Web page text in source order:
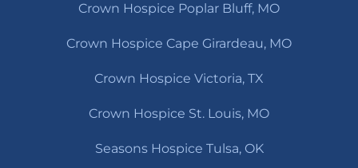
Crown Hospice Poplar Bluff, MO
Crown Hospice Cape Girardeau, MO
Crown Hospice Victoria, TX
Crown Hospice St. Louis, MO
Seasons Hospice Tulsa, OK